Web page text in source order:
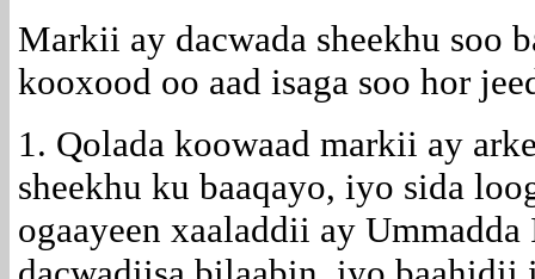
Markii ay dacwada sheekhu soo
kooxood oo aad isaga soo hor
1. Qolada koowaad markii ay
sheekhu ku baaqayo, iyo sida
ogaayeen xaaladdii ay